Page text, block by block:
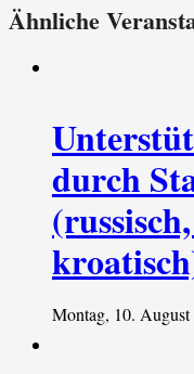
Ähnliche
durch
Montag, 10. August